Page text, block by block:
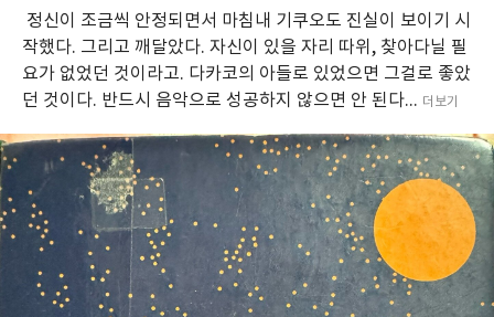
정신이 조금씩 안정되면서 마침내 기쿠오도 진실이 보이기 시
작했다. 그리고 깨달았다. 자신이 있을 자리 따위, 찾아다닐 필
요가 없었던 것이라고. 다카코의 아들로 있었으면 그걸로 좋았
던 것이다. 반드시 음악으로 성공하지 않으면 안 된다... 더보기